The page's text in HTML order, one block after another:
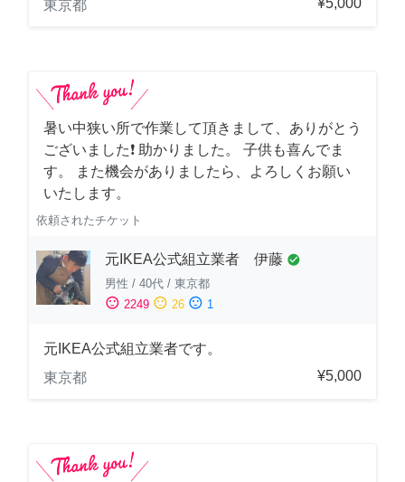
東京都
¥5,000
暑い中狭い所で作業して頂きまして、ありがとう
ございました❗️ 助かりました。 子供も喜んでま
す。 また機会がありましたら、よろしくお願い
いたします。
依頼されたチケット
元IKEA公式組立業者 伊藤 check_circle
男性 / 40代 / 東京都
sentiment_satisfied 2249 sentiment_neutral 26 sentiment_dissatisfied 1
元IKEA公式組立業者です。
東京都
¥5,000